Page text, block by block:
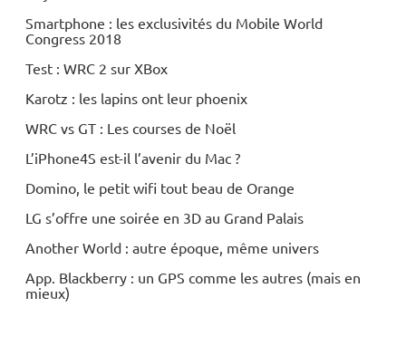
Smartphone : les exclusivités du Mobile World
Congress 2018
Test : WRC 2 sur XBox
Karotz : les lapins ont leur phoenix
WRC vs GT : Les courses de Noël
L’iPhone4S est-il l’avenir du Mac ?
Domino, le petit wifi tout beau de Orange
LG s’offre une soirée en 3D au Grand Palais
Another World : autre époque, même univers
App. Blackberry : un GPS comme les autres (mais en
mieux)